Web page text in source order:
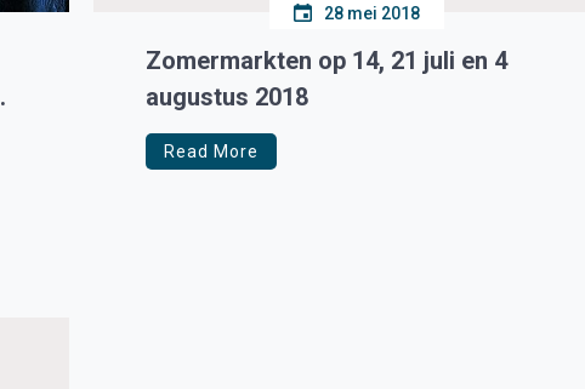
28 mei 2018
Zomermarkten op 14, 21 juli en 4
augustus 2018
Read More